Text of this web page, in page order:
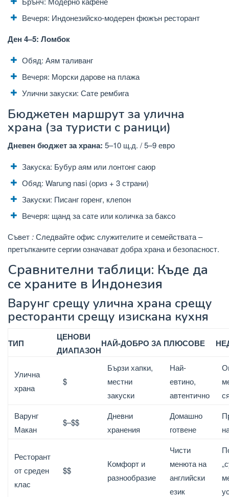
Вечеря: Индонезийско-модерен фюжън ресторант
Ден 4–5: Ломбок
Обяд: Аям таливанг
Вечеря: Морски дарове на плажа
Улични закуски: Сате рембига
Бюджетен маршрут за улична
храна (за туристи с раници)
Дневен бюджет за храна: 5–10 щ.д. / 5–9 евро
Закуска: Бубур аям или лонтонг саюр
Обяд: Warung nasi (ориз + 3 страни)
Закуски: Писанг горенг, клепон
Вечеря: щанд за сате или количка за баксо
Съвет :Следвайте офис служителите и семействата –
претъпканите сергии означават добра храна и безопасност.
Сравнителни таблици: Къде да
се храните в Индонезия
Варунг срещу улична храна срещу
ресторанти срещу изискана кухня
ТИП
ЦЕНОВИ
ДИАПАЗОН
НАЙ-ДОБРО ЗА ПЛЮСОВЕ
Улична
храна
$
Бързи хапки,
местни
закуски
Най-
евтино,
автентично
Варунг
Макан
$–$$
Дневни
хранения
Домашно
готвене
Ресторант
от среден
клас
$$
Комфорт и
разнообразие
Чисти
менюта на
английски
език